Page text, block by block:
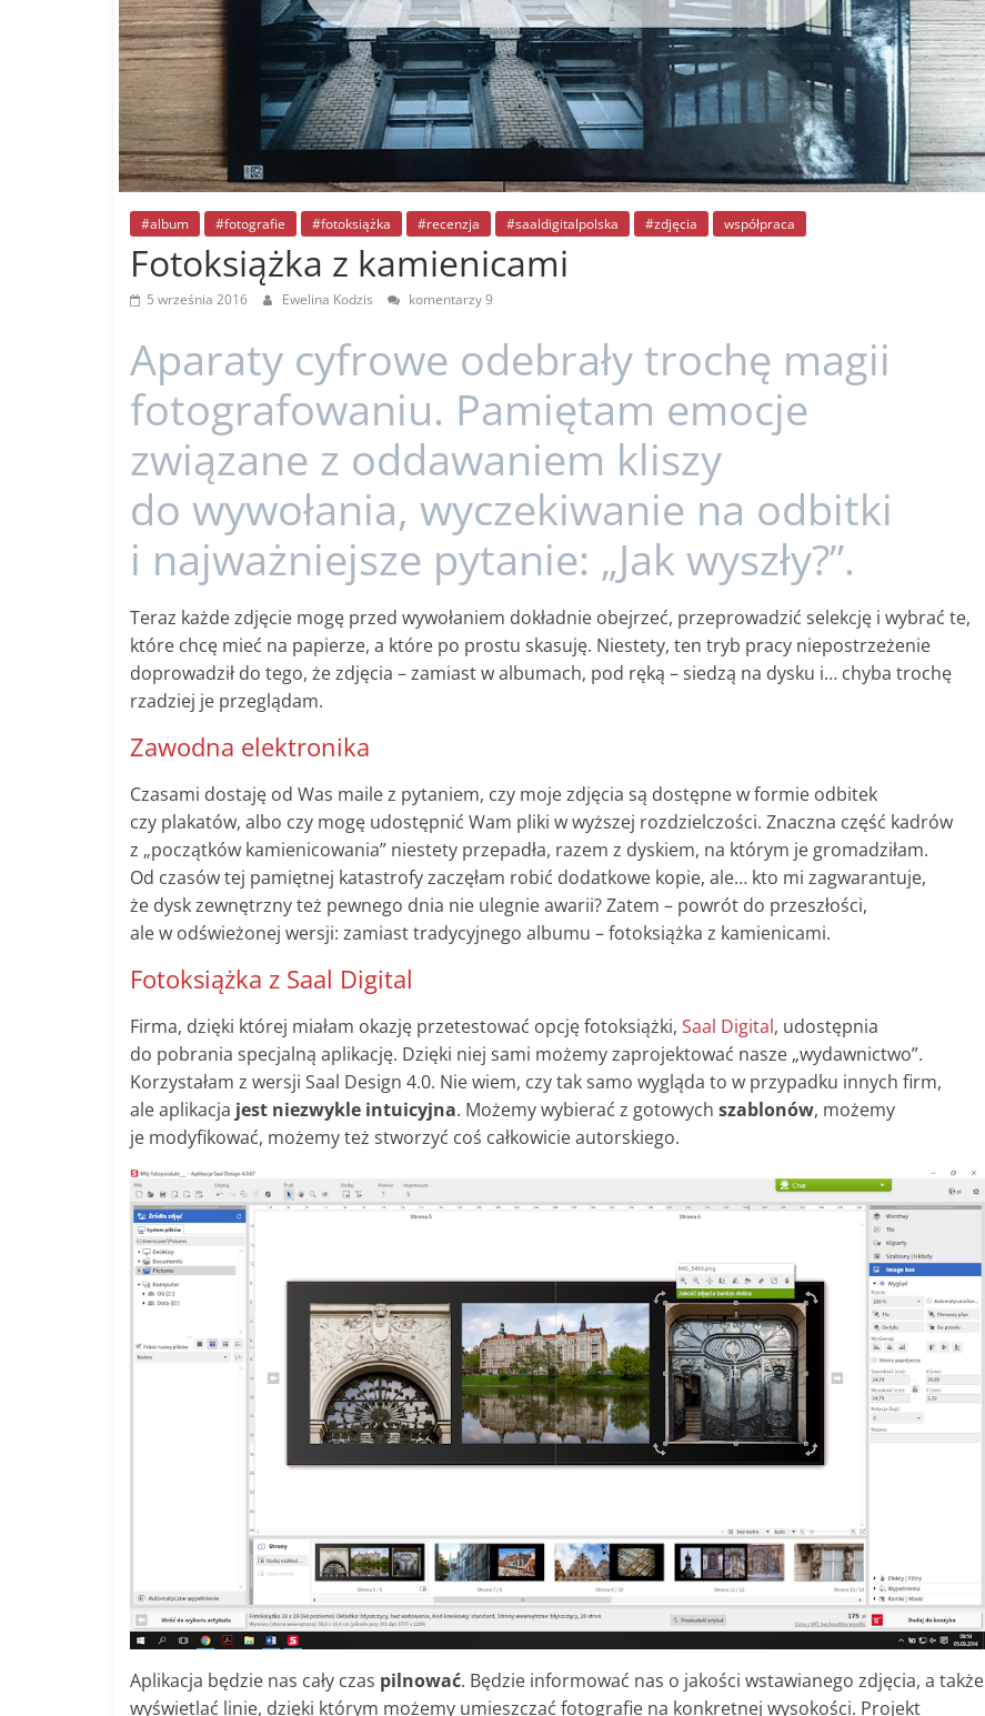
#album #fotografie #fotoksiążka #recenzja #saaldigitalpolska #zdjęcia współpraca
Fotoksiążka z kamienicami
5 września 2016 Ewelina Kodzis komentarzy 9
Aparaty cyfrowe odebrały trochę magii
fotografowaniu. Pamiętam emocje
związane z oddawaniem kliszy
do wywołania, wyczekiwanie na odbitki
i najważniejsze pytanie: „Jak wyszły?”.
Teraz każde zdjęcie mogę przed wywołaniem dokładnie obejrzeć, przeprowadzić selekcję i wybrać te,
które chcę mieć na papierze, a które po prostu skasuję. Niestety, ten tryb pracy niepostrzeżenie
doprowadził do tego, że zdjęcia – zamiast w albumach, pod ręką – siedzą na dysku i… chyba trochę
rzadziej je przeglądam.
Zawodna elektronika
Czasami dostaję od Was maile z pytaniem, czy moje zdjęcia są dostępne w formie odbitek
czy plakatów, albo czy mogę udostępnić Wam pliki w wyższej rozdzielczości. Znaczna część kadrów
z „początków kamienicowania” niestety przepadła, razem z dyskiem, na którym je gromadziłam.
Od czasów tej pamiętnej katastrofy zaczęłam robić dodatkowe kopie, ale… kto mi zagwarantuje,
że dysk zewnętrzny też pewnego dnia nie ulegnie awarii? Zatem – powrót do przeszłości,
ale w odświeżonej wersji: zamiast tradycyjnego albumu – fotoksiążka z kamienicami.
Fotoksiążka z Saal Digital
Firma, dzięki której miałam okazję przetestować opcję fotoksiążki, Saal Digital, udostępnia
do pobrania specjalną aplikację. Dzięki niej sami możemy zaprojektować nasze „wydawnictwo”.
Korzystałam z wersji Saal Design 4.0. Nie wiem, czy tak samo wygląda to w przypadku innych firm,
ale aplikacja jest niezwykle intuicyjna. Możemy wybierać z gotowych szablonów, możemy
je modyfikować, możemy też stworzyć coś całkowicie autorskiego.
Aplikacja będzie nas cały czas pilnować. Będzie informować nas o jakości wstawianego zdjęcia, a także
wyświetlać linie, dzięki którym możemy umieszczać fotografie na konkretnej wysokości. Projekt